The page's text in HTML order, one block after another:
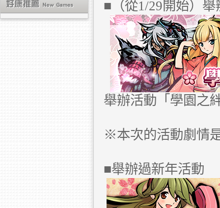
■（從1/29開始）
舉辦活動「學園之
※本次的活動劇情
■舉辦過新年活動